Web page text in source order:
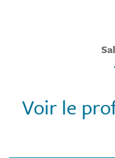
Voir le